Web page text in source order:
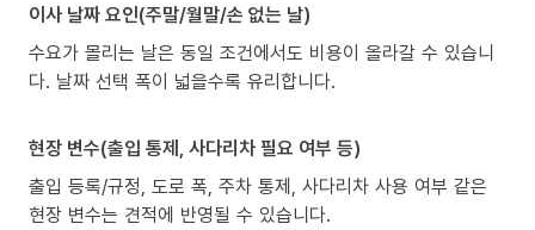
이사 날짜 요인(주말/월말/손 없는 날)
수요가 몰리는 날은 동일 조건에서도 비용이 올라갈 수 있습니
다. 날짜 선택 폭이 넓을수록 유리합니다.
현장 변수(출입 통제, 사다리차 필요 여부 등)
출입 등록/규정, 도로 폭, 주차 통제, 사다리차 사용 여부 같은
현장 변수는 견적에 반영될 수 있습니다.